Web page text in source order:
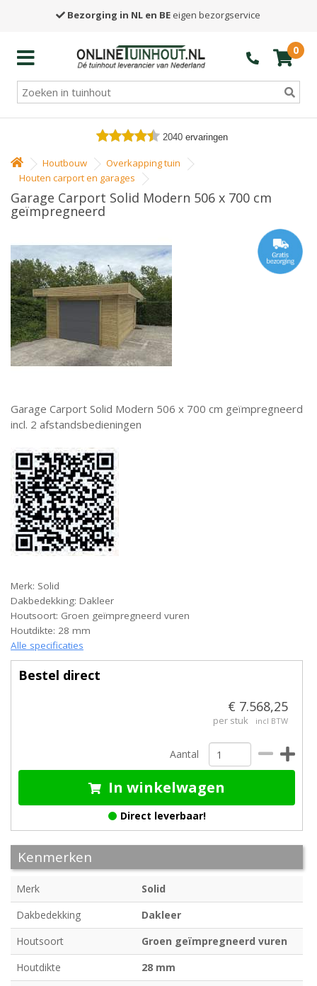
Bezorging in NL en BE eigen bezorgservice
0
2040 ervaringen
Houtbouw
Overkapping tuin
Houten carport en garages
Garage Carport Solid Modern 506 x 700 cm
geïmpregneerd
Garage Carport Solid Modern 506 x 700 cm geïmpregneerd
incl. 2 afstandsbedieningen
Merk: Solid
Dakbedekking: Dakleer
Houtsoort: Groen geïmpregneerd vuren
Houtdikte: 28 mm
Alle specificaties
Bestel direct
€ 7.568,25
per stuk incl BTW
Aantal
In winkelwagen
Direct leverbaar!
Kenmerken
Merk
Solid
Dakbedekking
Dakleer
Houtsoort
Groen geïmpregneerd vuren
Houtdikte
28 mm